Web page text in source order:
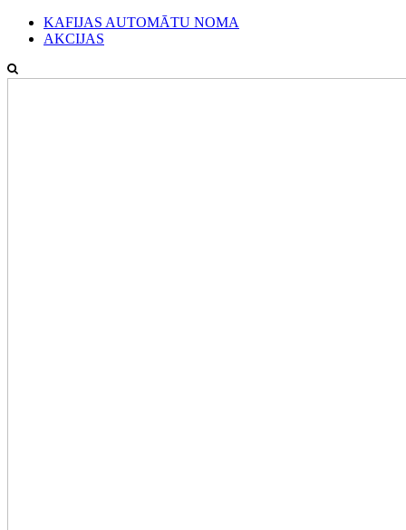
KAFIJAS AUTOMĀTU NOMA
AKCIJAS